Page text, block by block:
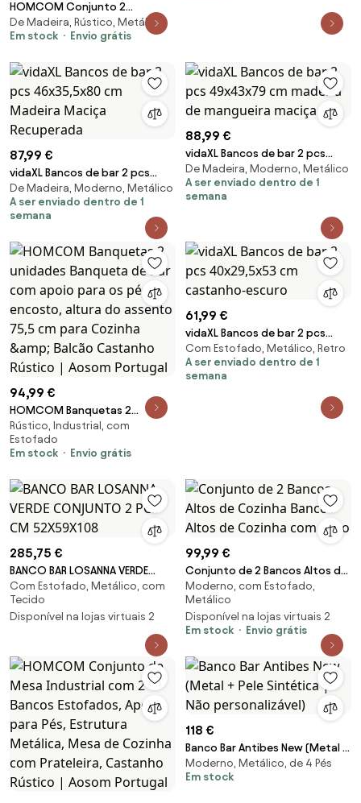
HOMCOM Conjunto 2
Banquetas de Bar Estilo Rústico
com Apoio para os Pés, em
Marrom | Aosom Portugal
De Madeira, Rústico, Metálico
Em stock
Envio grátis
87,99 €
vidaXL Bancos de bar 2 pcs
46x35,5x80 cm Madeira Maciça
Recuperada
De Madeira, Moderno, Metálico
A ser enviado dentro de 1
semana
88,99 €
vidaXL Bancos de bar 2 pcs
49x43x79 cm madeira de
mangueira maciça
De Madeira, Moderno, Metálico
A ser enviado dentro de 1
semana
94,99 €
HOMCOM Banquetas 2
unidades Banqueta de bar com
apoio para os pés, encosto,
altura do assento 75,5 cm para
Castanho Rústico | Aosom
Portugal
Rústico, Industrial, com
Estofado
Em stock
Envio grátis
61,99 €
vidaXL Bancos de bar 2 pcs
40x29,5x53 cm castanho-
escuro
Com Estofado, Metálico, Retro
A ser enviado dentro de 1
semana
285,75 €
BANCO BAR LOSANNA VERDE
CONJUNTO 2 PCS CM
52X59X108
Com Estofado, Metálico, com
Tecido
Disponível na lojas virtuais 2
99,99 €
Conjunto de 2 Bancos Altos de
Cozinha Bancos Altos de
Cozinha com Enco
Moderno, com Estofado,
Metálico
Disponível na lojas virtuais 2
Em stock
Envio grátis
118 €
Banco Bar Antibes New (Metal +
Pele Sintética | Não
personalizável)
Moderno, Metálico, de 4 Pés
Em stock